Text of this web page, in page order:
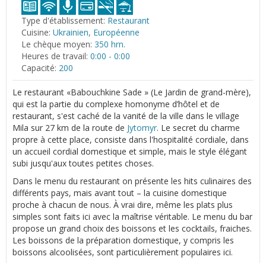
Type d'établissement: Restaurant
Cuisine: Ukrainien, Européenne
Le chèque moyen: 350 hrn.
Heures de travail: 0:00 - 0:00
Capacité: 200
Le restaurant «Babouchkine Sade » (Le Jardin de grand-mère),
qui est la partie du complexe homonyme d’hôtel et de
restaurant, s'est caché de la vanité de la ville dans le village
Mila sur 27 km de la route de Jytomyr. Le secret du charme
propre à cette place, consiste dans l'hospitalité cordiale, dans
un accueil cordial domestique et simple, mais le style élégant
subi jusqu'aux toutes petites choses.
Dans le menu du restaurant on présente les hits culinaires des
différents pays, mais avant tout – la cuisine domestique
proche à chacun de nous. À vrai dire, même les plats plus
simples sont faits ici avec la maîtrise véritable. Le menu du bar
propose un grand choix des boissons et les cocktails, fraiches.
Les boissons de la préparation domestique, y compris les
boissons alcoolisées, sont particulièrement populaires ici.